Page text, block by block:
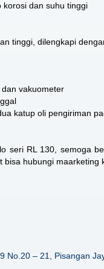
korosi dan suhu tinggi
tinggi, dilengkapi
vakuometer
katup oli pengiriman
seri RL 130 , semoga
hubungi maarketing
No.20 – 21, Pisangan